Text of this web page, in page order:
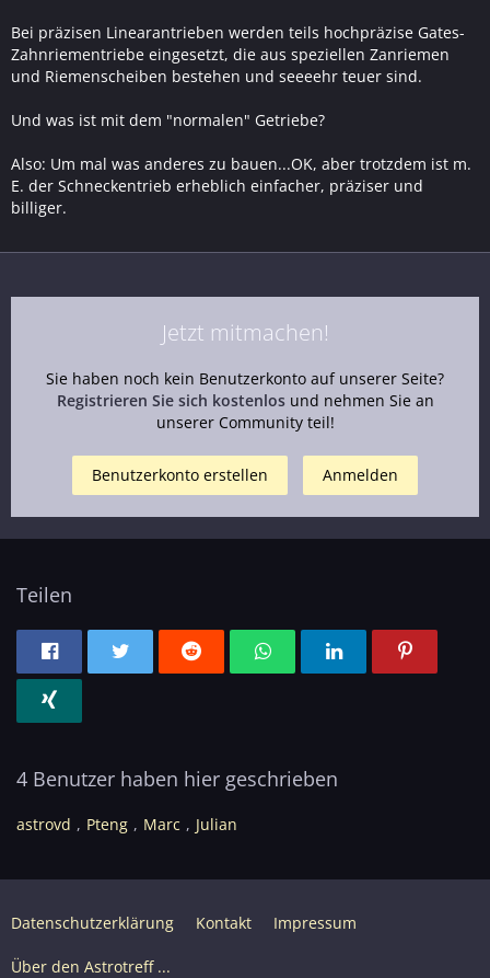
Bei präzisen Linearantrieben werden teils hochpräzise Gates-
Zahnriementriebe eingesetzt, die aus speziellen Zanriemen
und Riemenscheiben bestehen und seeeehr teuer sind.
Und was ist mit dem "normalen" Getriebe?
Also: Um mal was anderes zu bauen...OK, aber trotzdem ist m.
E. der Schneckentrieb erheblich einfacher, präziser und
billiger.
Jetzt mitmachen!
Sie haben noch kein Benutzerkonto auf unserer Seite?
Registrieren Sie sich kostenlosund nehmen Sie an
unserer Community teil!
Benutzerkonto erstellen Anmelden
Teilen
4 Benutzer haben hier geschrieben
astrovd Pteng Marc Julian
Datenschutzerklärung Kontakt Impressum
Über den Astrotreff ...